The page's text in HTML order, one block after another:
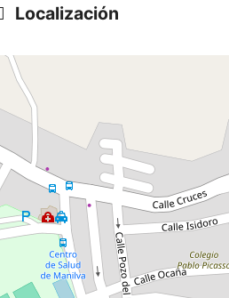
Localización